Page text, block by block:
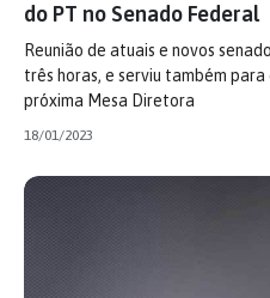
do PT no Senado Federal
Reunião de atuais e novos
três horas, e serviu também
próxima Mesa Diretora
18/01/2023